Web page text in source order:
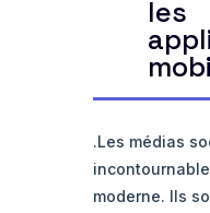
les
.Les médias
moderne. Ils